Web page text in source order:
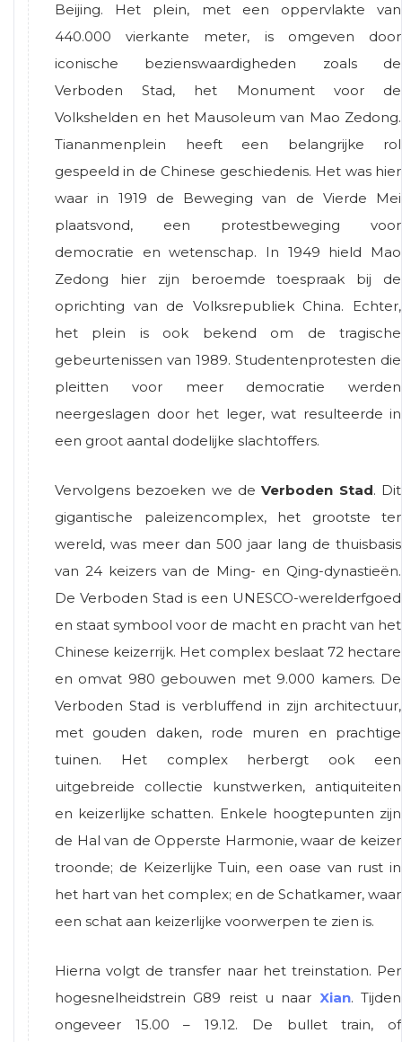
Beijing. Het plein, met een oppervlakte van
440.000 vierkante meter, is omgeven door
iconische bezienswaardigheden zoals de
Verboden Stad, het Monument voor de
Volkshelden en het Mausoleum van Mao Zedong.
Tiananmenplein heeft een belangrijke rol
gespeeld in de Chinese geschiedenis. Het was hier
waar in 1919 de Beweging van de Vierde Mei
plaatsvond, een protestbeweging voor
democratie en wetenschap. In 1949 hield Mao
Zedong hier zijn beroemde toespraak bij de
oprichting van de Volksrepubliek China. Echter,
het plein is ook bekend om de tragische
gebeurtenissen van 1989. Studentenprotesten die
pleitten voor meer democratie werden
neergeslagen door het leger, wat resulteerde in
een groot aantal dodelijke slachtoffers.
Vervolgens bezoeken we deVerboden Stad. Dit
gigantische paleizencomplex, het grootste ter
wereld, was meer dan 500 jaar lang de thuisbasis
van 24 keizers van de Ming- en Qing-dynastieën.
De Verboden Stad is een UNESCO-werelderfgoed
en staat symbool voor de macht en pracht van het
Chinese keizerrijk. Het complex beslaat 72 hectare
en omvat 980 gebouwen met 9.000 kamers. De
Verboden Stad is verbluffend in zijn architectuur,
met gouden daken, rode muren en prachtige
tuinen. Het complex herbergt ook een
uitgebreide collectie kunstwerken, antiquiteiten
en keizerlijke schatten. Enkele hoogtepunten zijn
de Hal van de Opperste Harmonie, waar de keizer
troonde; de Keizerlijke Tuin, een oase van rust in
het hart van het complex; en de Schatkamer, waar
een schat aan keizerlijke voorwerpen te zien is.
Hierna volgt de transfer naar het treinstation. Per
hogesnelheidstrein G89 reist u naar Xian. Tijden
ongeveer 15.00 – 19.12. De bullet train, of